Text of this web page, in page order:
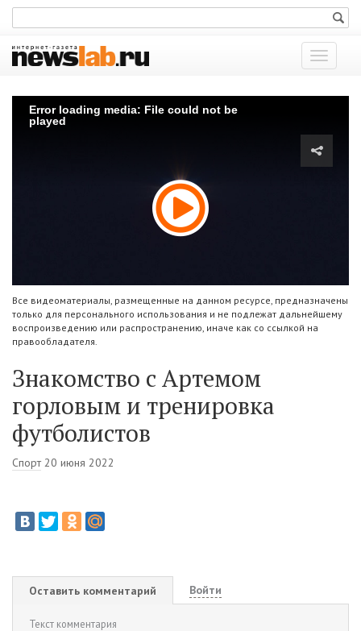
Показать
меню
Error loading media: File could not be
played
Все видеоматериалы, размещенные на данном ресурсе, предназначены
только для персонального использования и не подлежат дальнейшему
воспроизведению или распространению, иначе как со ссылкой на
правообладателя.
Знакомство с Артемом
горловым и тренировка
футболистов
Спорт 20 июня 2022
Оставить комментарий Войти
Текст комментария